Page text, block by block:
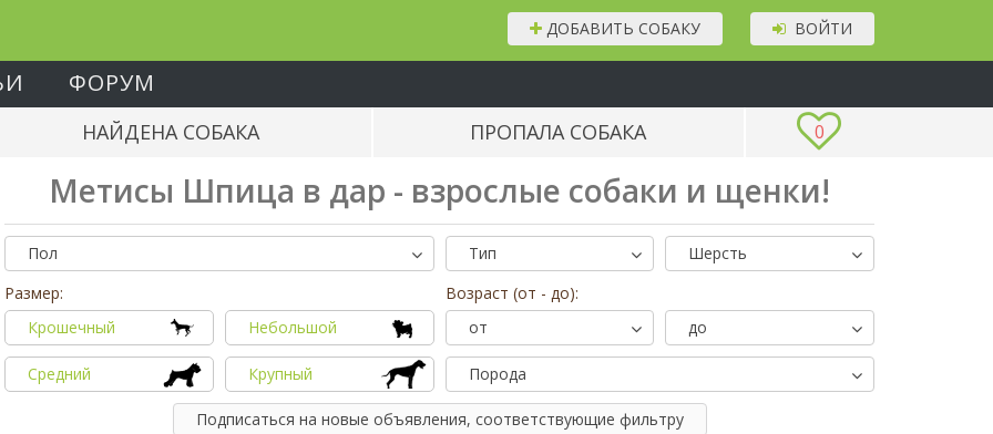
ВОЙТИ
ДОБАВИТЬ СОБАКУ
ФОРУМ
0
НАЙДЕНА СОБАКА ПРОПАЛА СОБАКА
Метисы Шпица в дар - взрослые собаки и щенки!
Пол
Размер:
Крошечный
Небольшой
Средний Крупный
Тип
Шерсть
Возраст (от - до):
от
до
Порода
Подписаться на новые объявления, соответствующие фильтру